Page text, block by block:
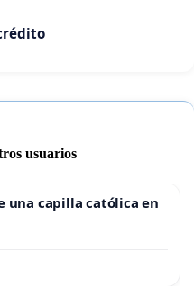
usuarios
una capilla católica en